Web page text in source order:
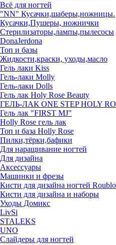
Всё для ногтей
"NN" Кусачки,шаберы,ножницы.
Кусачки,Пушеры, ножнички
Стерилизаторы,лампы,пылесосы
DonaJerdona
Топ и базы
Жидкости,краски, уходы,масло
Гель лаки Kiss
Гель-лаки Molly
Гель-лаки Dolls
Гель лак Holy Rose Beauty
ГЕЛЬ-ЛАК ONE STEP HOLY
Гель лак "FIRST MJ"
Нolly Rose гель лак
Топ и база Нolly Rose
Пилки,тёрки,бафики
Для наращивание ногтей
Для дизайна
Аксессуары
Машинки и фрезы
Кисти для дизайна ногтей
Кисти для дизайна и наборы
Уходы Домикс
LivSi
STALEKS
UNO
Слайдеры для ногтей